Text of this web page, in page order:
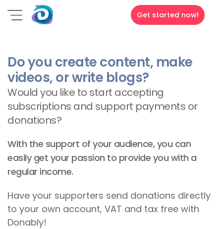
Get started now!
Do you create content, make
videos, or write blogs?
Would you like to start accepting
subscriptions and support payments or
donations?
With the support of your audience, you can
easily get your passion to provide you with a
regular income.
Have your supporters send donations directly
to your own account, VAT and tax free with
Donably!